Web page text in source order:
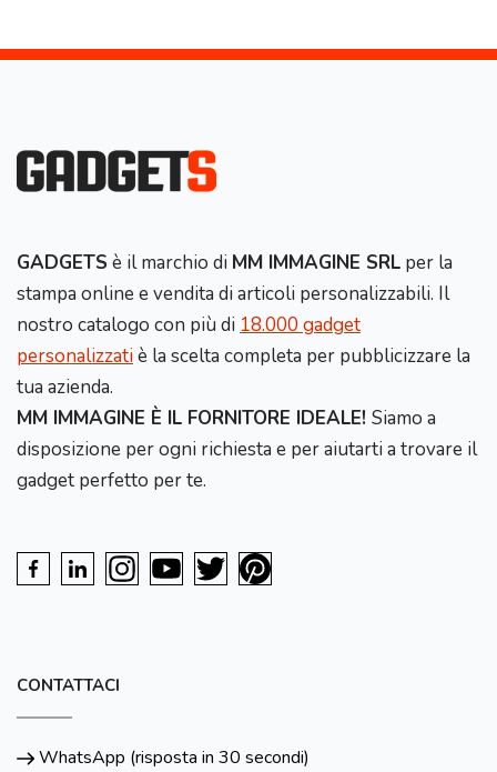
GADGETS è il marchio di MM IMMAGINE SRL per la
stampa online e vendita di articoli personalizzabili. Il
nostro catalogo con più di 18.000 gadget
personalizzatiè la scelta completa per pubblicizzare la
tua azienda.
MM IMMAGINE È IL FORNITORE IDEALE! Siamo a
disposizione per ogni richiesta e per aiutarti a trovare il
gadget perfetto per te.
CONTATTACI
WhatsApp (risposta in 30 secondi)